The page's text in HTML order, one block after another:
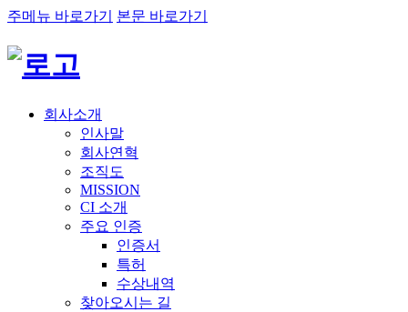
주메뉴 바로가기 본문 바로가기
회사소개
인사말
회사연혁
조직도
MISSION
CI 소개
주요 인증
인증서
특허
수상내역
찾아오시는 길